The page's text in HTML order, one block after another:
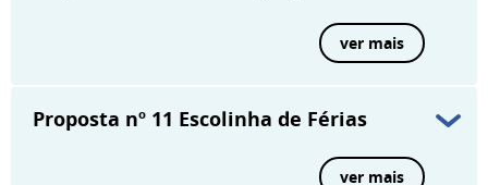
ver mais
Proposta nº 11 Escolinha de Férias
ver mais